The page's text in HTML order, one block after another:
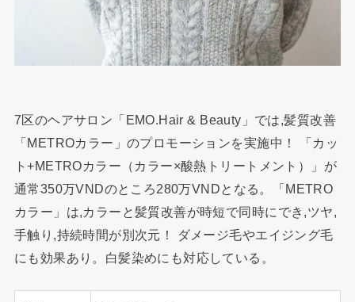
7区のヘアサロン「EMO.Hair & Beauty」では,髪質改善
「METROカラー」のプロモーションを実施中！ 「カッ
ト+METROカラー（カラー×酸熱トリートメント）」が
通常350万VNDのところ280万VNDとなる。「METRO
カラー」は,カラーと髪質改善が時短で同時にでき,ツヤ,
手触り,持続時間が別次元！ ダメージ毛やエイジング毛
にも効果あり。白髪染めにも対応している。